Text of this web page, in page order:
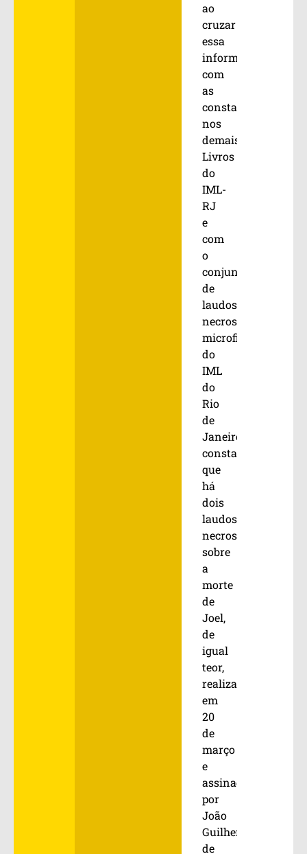
ao
cruzar
essa
informação
com
as
constantes
nos
demais
Livros
do
IML-
RJ
e
com
o
conjunto
de
laudos
necroscópicos
microfilmados
do
IML
do
Rio
de
Janeiro,
constatou
que
há
dois
laudos
necroscópicos
sobre
a
morte
de
Joel,
de
igual
teor,
realizados
em
20
de
março
e
assinados
por
João
Guilherme
de